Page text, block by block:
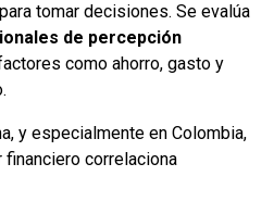
tomar decisiones. Se evalúa
de percepción
como ahorro, gasto y
y especialmente en Colombia,
correlaciona